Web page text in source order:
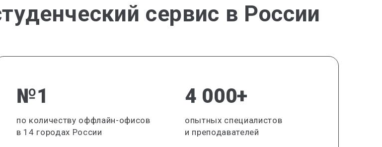
сервис в России
№1
по количеству оффлайн-офисов
в 14 городах России
4 000+
опытных специалистов
и преподавателей